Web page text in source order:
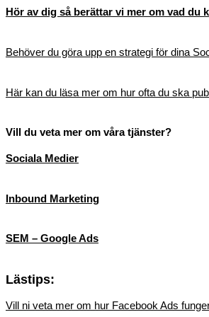
Hör av dig så berättar vi mer om vad du
Behöver du göra upp en strategi för dina
Här kan du läsa mer om hur ofta du ska
Vill du veta mer om våra tjänster?
Sociala Medier
Inbound Marketing
SEM – Google Ads
Lästips:
Vill ni veta mer om hur Facebook Ads